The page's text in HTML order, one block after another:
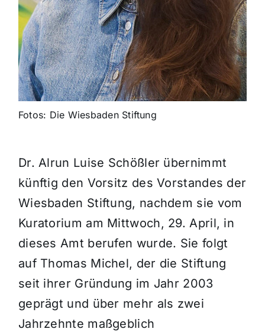
Fotos: Die Wiesbaden Stiftung
Dr. Alrun Luise Schößler übernimmt
künftig den Vorsitz des Vorstandes der
Wiesbaden Stiftung, nachdem sie vom
Kuratorium am Mittwoch, 29. April, in
dieses Amt berufen wurde. Sie folgt
auf Thomas Michel, der die Stiftung
seit ihrer Gründung im Jahr 2003
geprägt und über mehr als zwei
Jahrzehnte maßgeblich